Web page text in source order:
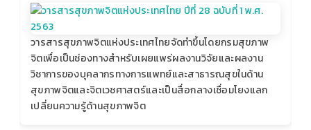
วารสารสุขภาพจิตแห่งประเทศไทยจัดทำขึ้นโดยกรมสุขภาพ
จิตเพื่อเป็นช่องทางสำหรับเผยแพร่ผลงานวิจัยและผลงาน
วิชาการของบุคลากรทางการแพทย์และสาธารณสุขในด้าน
สุขภาพจิตและจิตเวชศาสตร์และเป็นสื่อกลางเชื่อมโยงแลก
เปลี่ยนความรู้ด้านสุขภาพจิต